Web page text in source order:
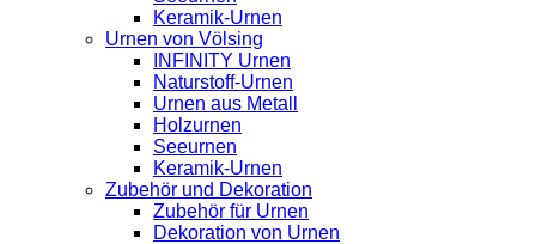
Keramik-Urnen
Urnen von Völsing
INFINITY Urnen
Naturstoff-Urnen
Urnen aus Metall
Holzurnen
Seeurnen
Keramik-Urnen
Zubehör und Dekoration
Zubehör für Urnen
Dekoration von Urnen